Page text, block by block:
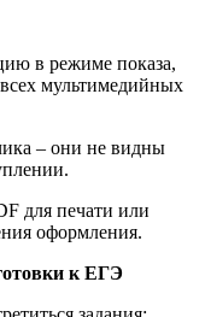
в режиме показа,
мультимедийных
– они не видны
для печати или
оформления.
к ЕГЭ